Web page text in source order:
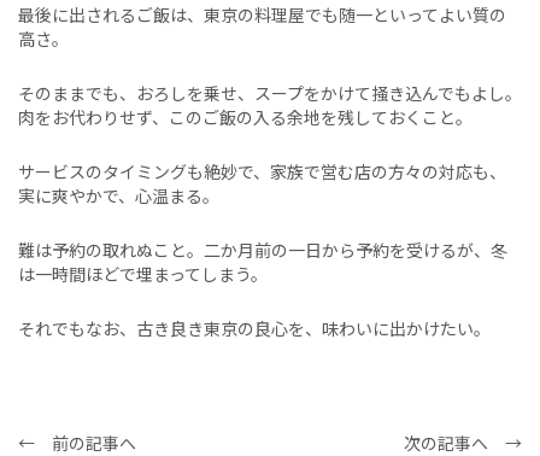
最後に出されるご飯は、東京の料理屋でも随一といってよい質の
高さ。
そのままでも、おろしを乗せ、スープをかけて掻き込んでもよし。
肉をお代わりせず、このご飯の入る余地を残しておくこと。
サービスのタイミングも絶妙で、家族で営む店の方々の対応も、
実に爽やかで、心温まる。
難は予約の取れぬこと。二か月前の一日から予約を受けるが、冬
は一時間ほどで埋まってしまう。
それでもなお、古き良き東京の良心を、味わいに出かけたい。
← 前の記事へ
次の記事へ →